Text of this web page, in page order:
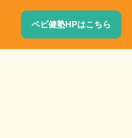
ベビ健塾HPはこちら